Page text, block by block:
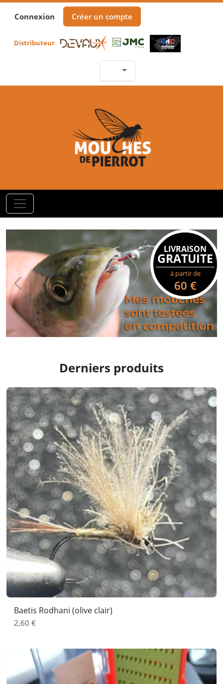
Connexion Créer un compte
Distributeur
LIVRAISON
GRATUITE
à partir de
60 €
Derniers produits
Baetis Rodhani (olive clair)
2,60 €